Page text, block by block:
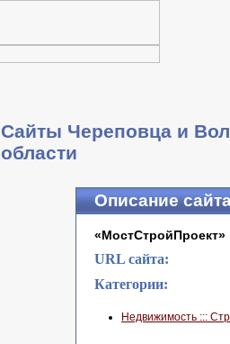
Сайты Череповца и
области
Описание
«МостСтройПроект»
URL сайта:
Категории:
Недвижимость :::